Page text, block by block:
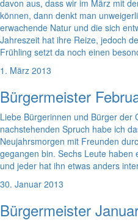
davon aus, dass wir im März mit
können, dann denkt man
erwachende Natur und die sich
Jahreszeit hat ihre Reize, jedoch
Frühling setzt da noch einen
1. März 2013
Bürgermeister
Liebe Bürgerinnen und Bürger der
nachstehenden Spruch habe ich
Neujahrsmorgen mit Freunden
gegangen bin. Sechs Leute haben
und jeder hat ihn etwas anders
30. Januar 2013
Bürgermeister